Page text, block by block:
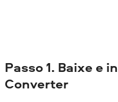
Passo 1. Baixe e
Converter